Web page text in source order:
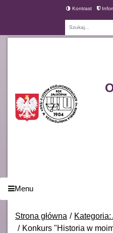
Kontrast
Menu
Strona główna
Konkurs "Historia w